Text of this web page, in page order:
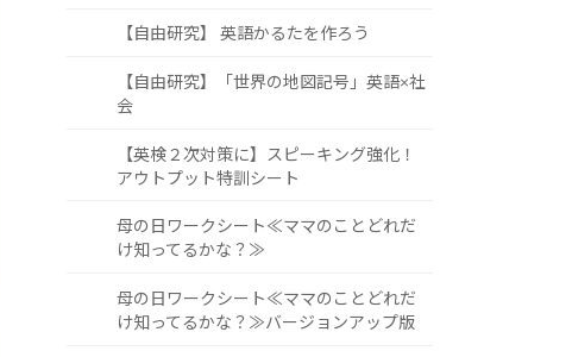
【自由研究】 英語かるたを作ろう
【自由研究】「世界の地図記号」英語×社
会
【英検２次対策に】スピーキング強化！
アウトプット特訓シート
母の日ワークシート≪ママのことどれだ
け知ってるかな？≫
母の日ワークシート≪ママのことどれだ
け知ってるかな？≫バージョンアップ版